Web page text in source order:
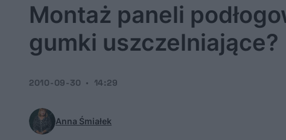
Montaż paneli
gumki uszczelniające?
Anna Śmiałek
2010-09-30 14:29